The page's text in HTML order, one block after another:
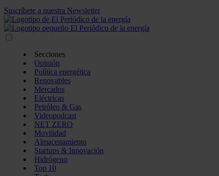
Suscríbete a nuestra Newsletter
Secciones
Opinión
Política energética
Renovables
Mercados
Eléctricas
Petróleo & Gas
Videopodcast
NET ZERO
Movilidad
Almacenamiento
Startups & Innovación
Hidrógeno
Top 10